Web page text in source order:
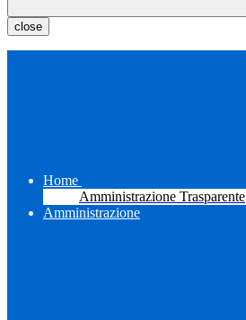
close
Home
Amministrazione Trasparente
Amministrazione